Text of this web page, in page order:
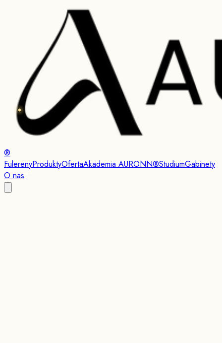
®
FulerenyProduktyOfertaAkademia AURONN®StudiumGabinety
O nas